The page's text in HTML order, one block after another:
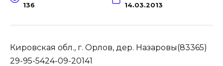
136 14.03.2013
Кировская обл., г. Орлов, дер. Назаровы(83365)
29-95-5424-09-20141